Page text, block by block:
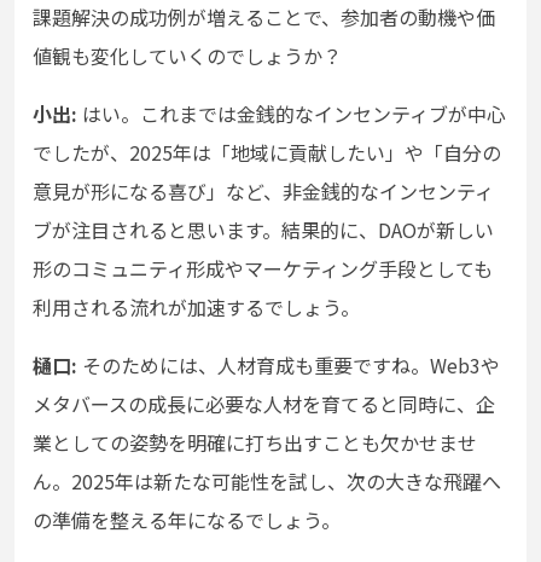
課題解決の成功例が増えることで、参加者の動機や価
値観も変化していくのでしょうか？
小出: はい。これまでは金銭的なインセンティブが中心
でしたが、2025年は「地域に貢献したい」や「自分の
意見が形になる喜び」など、非金銭的なインセンティ
ブが注目されると思います。結果的に、DAOが新しい
形のコミュニティ形成やマーケティング手段としても
利用される流れが加速するでしょう。
樋口: そのためには、人材育成も重要ですね。Web3や
メタバースの成長に必要な人材を育てると同時に、企
業としての姿勢を明確に打ち出すことも欠かせませ
ん。2025年は新たな可能性を試し、次の大きな飛躍へ
の準備を整える年になるでしょう。